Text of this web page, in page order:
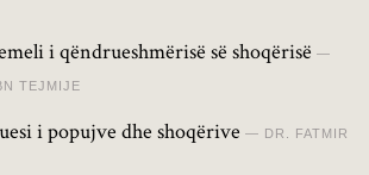
i qëndrueshmërisë së shoqërisë
TEJMIJE
i popujve dhe shoqërive DR. FATMIR